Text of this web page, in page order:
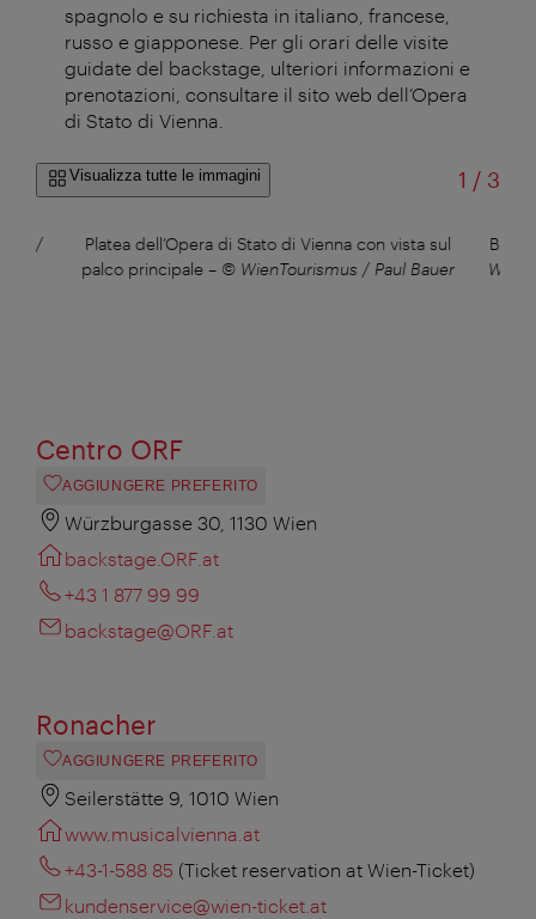
spagnolo e su richiesta in italiano, francese,
russo e giapponese. Per gli orari delle visite
guidate del backstage, ulteriori informazioni e
prenotazioni, consultare il sito web dell’Opera
di Stato di Vienna.
Visualizza tutte le immagini 1 /di
3
/
Platea dell’Opera di Stato di Vienna con vista sul
palco principale– © WienTourismus / Paul Bauer
Ballo
Centro ORF
AGGIUNGERE PREFERITO
Würzburgasse 30, 1130 Wien
backstage.ORF.at
+43 1 877 99 99
backstage@ORF.at
Ronacher
AGGIUNGERE PREFERITO
Seilerstätte 9, 1010 Wien
www.musicalvienna.at
+43-1-588 85 (Ticket reservation at Wien-Ticket)
kundenservice@wien-ticket.at